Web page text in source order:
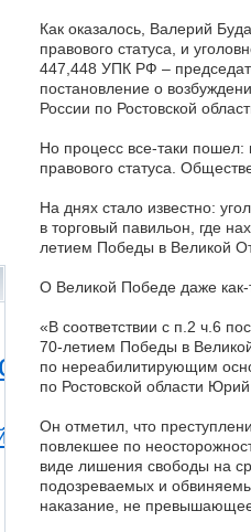
Как оказалось, Валерий
правового статуса, и
447,448 УПК РФ –
постановление о
России по Ростовской
Но процесс все-таки пошел:
правового статуса.
На днях стало известно:
в торговый павильон, где
летием Победы в Великой
О Великой Победе даже
«В соответствии с п.2 ч.6
70-летием Победы в
по нереабилитирующим
по Ростовской области
Он отметил, что
повлекшее по
виде лишения свободы на
подозреваемых и
наказание, не